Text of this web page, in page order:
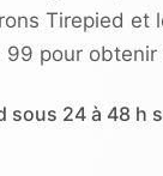
Tirepied et
99 pour
sous 24 à 48 h